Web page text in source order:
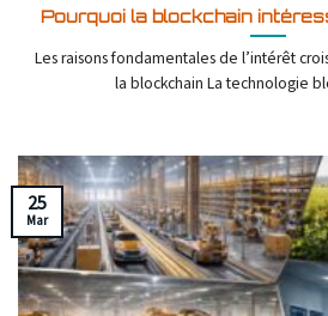
Pourquoi la blockchain
Les raisons fondamentales de l’intérêt
la blockchain La technologie
25
Mar